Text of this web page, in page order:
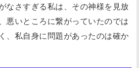
なさすぎる私は、その神様を見放
悪いところに繋がっていたのでは
、私自身に問題があったのは確か